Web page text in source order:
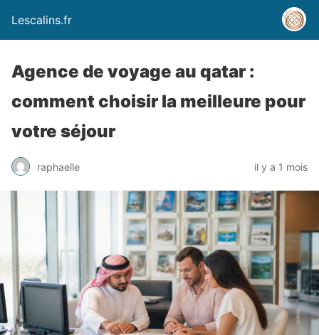
Lescalins.fr
Agence de voyage au qatar :
comment choisir la meilleure pour
votre séjour
raphaelle il y a 1 mois